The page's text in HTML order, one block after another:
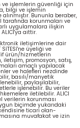
ve işlemlerin güvenliği için
bilgi ve işlemin
Bununla beraber,
tarafında korunmaları ve
uygulamalara ilişkin
aittir.
iletişimlerine dair
SİTESİ'ne üyeliği ve
ürün/hizmetlerin
promosyon, satış,
amaçlı yapılacak
ve halefleri nezdinde
basılı/manyetik
paylaşılabilir,
işlenebilir. Bu veriler
iletilebilir. ALICI
verilerin korunması
biçimde yukarıdaki
ticari olan-
muvafakat ve izin